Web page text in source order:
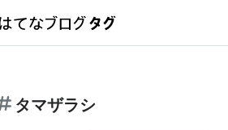
タマザラシ